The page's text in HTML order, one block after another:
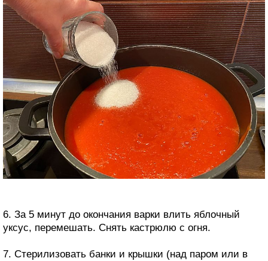
6. За 5 минут до окончания варки влить яблочный
уксус, перемешать. Снять кастрюлю с огня.
7. Стерилизовать банки и крышки (над паром или в